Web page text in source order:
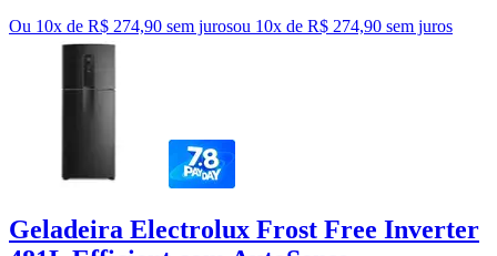
Ou 10x de R$ 274,90 sem jurosou 10x de R$ 274,90 sem juros
Geladeira Electrolux Frost Free Inverter